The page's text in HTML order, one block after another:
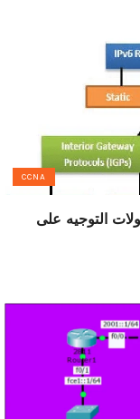
CCNA
التوجيه على